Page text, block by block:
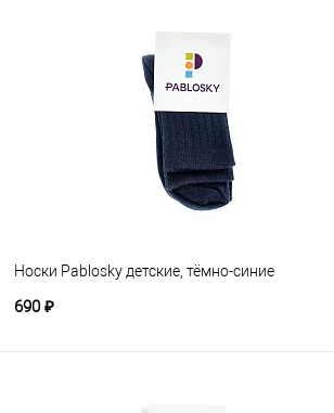
Носки Pablosky детские, тёмно-синие
690 ₽